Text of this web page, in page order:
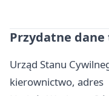
Przydatne
Urząd Stanu
kierownictwo, adres